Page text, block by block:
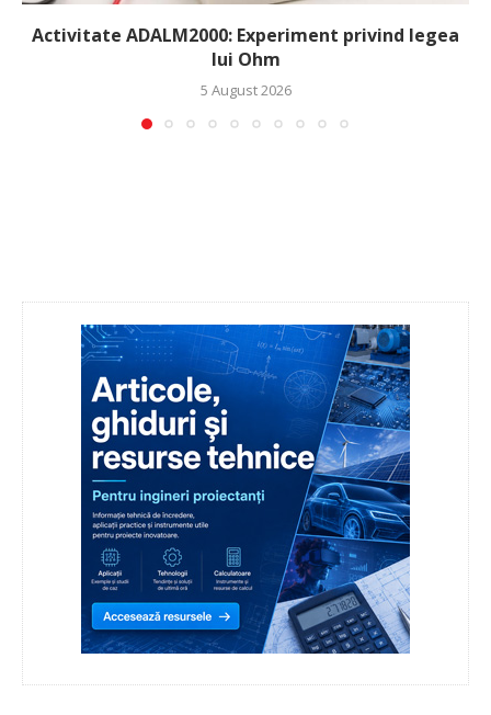
Activitate ADALM2000: Experiment privind legea
lui Ohm
5 August 2026